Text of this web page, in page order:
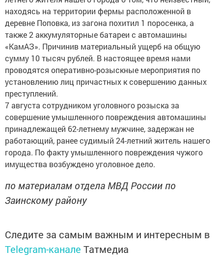
находясь на территории фермы расположенной в
деревне Поповка, из загона похитил 1 поросенка, а
также 2 аккумуляторные батареи с автомашины
«КамАЗ». Причинив материальный ущерб на общую
сумму 10 тысяч рублей. В настоящее время нами
проводятся оперативно-розыскные мероприятия по
установлению лиц причастных к совершению данных
преступлений.
7 августа сотрудником уголовного розыска за
совершение умышленного повреждения автомашины
принадлежащей 62-летнему мужчине, задержан не
работающий, ранее судимый 24-летний житель нашего
города. По факту умышленного повреждения чужого
имущества возбуждено уголовное дело.
по материалам отдела МВД России по
Заинскому району
Следите за самым важным и интересным в
Telegram-канале Татмедиа